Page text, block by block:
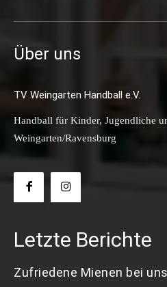
Über uns
TV Weingarten Handball e.V.
Handball für Kinder, Jugendliche
Weingarten/Ravensburg
Letzte Berichte
Zufriedene Mienen bei